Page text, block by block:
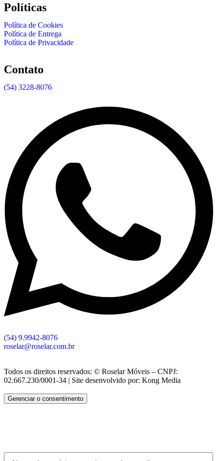
Políticas
Política de Cookies
Política de Entrega
Política de Privacidade
Contato
(54) 3228-8076
(54) 9.9942-8076
roselar@roselar.com.br
Todos os direitos reservados: © Roselar Móveis – CNPJ:
02.667.230/0001-34 | Site desenvolvido por: Kong Media
Gerenciar o consentimento